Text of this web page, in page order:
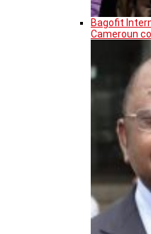
Bagofit
Cameroun